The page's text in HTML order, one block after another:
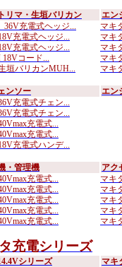
リマ・生垣バリカン
充電式ヘッジ...
充電式ヘッジ...
充電式ヘッジ...
コード...
垣バリカンMUH...
エン
マキ
マキ
マキ
マキ
マキ
ンソー
充電式チェン...
充電式チェン...
充電式...
充電式...
充電式ハンデ...
エン
・管理機
充電式...
充電式...
充電式...
充電式...
充電式...
アク
マキ
マキ
マキ
マキ
マキ
充電シリーズ
シリーズ マキ